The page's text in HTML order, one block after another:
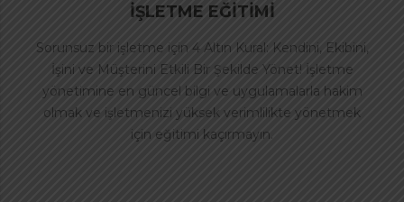
İŞLETME EĞİTİMİ
Sorunsuz bir işletme için 4 Altın Kural: Kendini, Ekibini,
İşini ve Müşterini Etkili Bir Şekilde Yönet! İşletme
yönetimine en güncel bilgi ve uygulamalarla hakim
olmak ve işletmenizi yüksek verimlilikte yönetmek
için eğitimi kaçırmayın.